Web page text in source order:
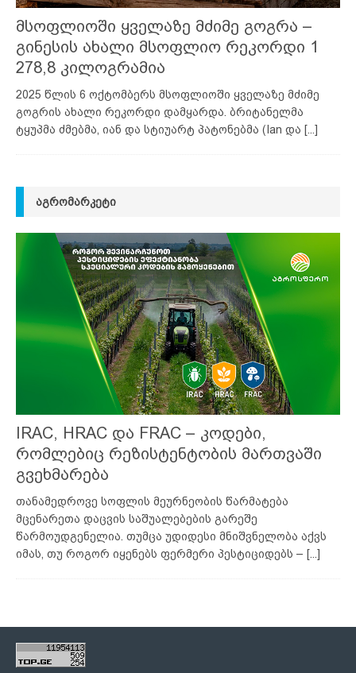
მსოფლიოში ყველაზე მძიმე გოგრა –
გინესის ახალი მსოფლიო რეკორდი 1
278,8 კილოგრამია
2025 წლის 6 ოქტომბერს მსოფლიოში ყველაზე მძიმე
გოგრის ახალი რეკორდი დამყარდა. ბრიტანელმა
ტყუპმა ძმებმა, იან და სტიუარტ პატონებმა (Ian და [...]
ᲐᲒᲠᲝᲛᲐᲠᲙᲔᲢᲘ
IRAC, HRAC და FRAC – კოდები,
რომლებიც რეზისტენტობის მართვაში
გვეხმარება
თანამედროვე სოფლის მეურნეობის წარმატება
მცენარეთა დაცვის საშუალებების გარეშე
წარმოუდგენელია. თუმცა უდიდესი მნიშვნელობა აქვს
იმას, თუ როგორ იყენებს ფერმერი პესტიციდებს – [...]